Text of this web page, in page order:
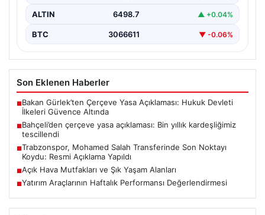
ALTIN 6498.7 ▲ +0.04%
BTC 3066611 ▼ -0.06%
Son Eklenen Haberler
■Bakan Gürlek’ten Çerçeve Yasa Açıklaması: Hukuk Devleti
İlkeleri Güvence Altında
■Bahçeli’den çerçeve yasa açıklaması: Bin yıllık kardeşliğimiz
tescillendi
■Trabzonspor, Mohamed Salah Transferinde Son Noktayı
Koydu: Resmi Açıklama Yapıldı
■Açık Hava Mutfakları ve Şık Yaşam Alanları
■Yatırım Araçlarının Haftalık Performansı Değerlendirmesi